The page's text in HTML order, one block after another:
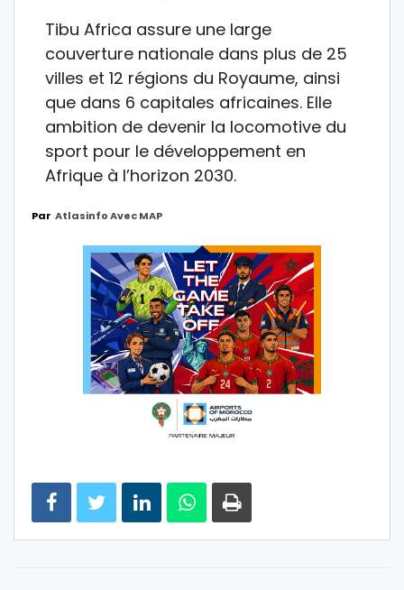
Tibu Africa assure une large
couverture nationale dans plus de 25
villes et 12 régions du Royaume, ainsi
que dans 6 capitales africaines. Elle
ambition de devenir la locomotive du
sport pour le développement en
Afrique à l’horizon 2030.
Par Atlasinfo Avec MAP